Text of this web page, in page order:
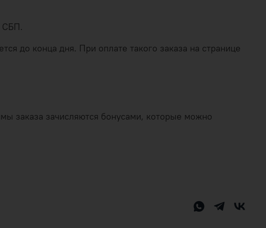
СБП.
до конца дня. При оплате такого заказа на странице
заказа зачисляются бонусами, которые можно